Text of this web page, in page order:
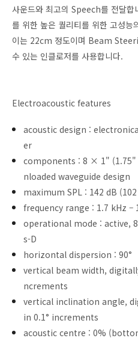
사운드와 최고의 Speech를 전달
를 위한 높은 퀄리티를 위한 고성능
이는 22cm 정도이며 Beam
수 있는 인클로저를 사용합니다.
Electroacoustic features
acoustic design :
er
components : 8 × 1" (1.75"
nloaded waveguide design
maximum SPL : 142 dB
frequency range : 1.7 kHz –
operational mode : active,
s-D
horizontal dispersion : 90°
vertical beam width,
ncrements
vertical inclination angle,
in 0.1° increments
acoustic centre : 0%